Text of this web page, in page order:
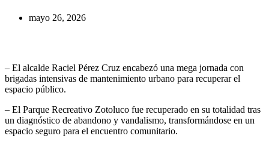
mayo 26, 2026
– ​El alcalde Raciel Pérez Cruz encabezó una mega jornada con
brigadas intensivas de mantenimiento urbano para recuperar el
espacio público.
– El Parque Recreativo Zotoluco fue recuperado en su totalidad tras
un diagnóstico de abandono y vandalismo, transformándose en un
espacio seguro para el encuentro comunitario.